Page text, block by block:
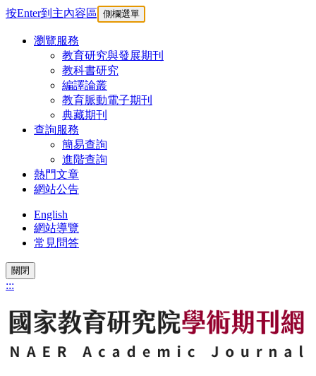
按Enter到主內容區 側欄選單
瀏覽服務
教育研究與發展期刊
教科書研究
編譯論叢
教育脈動電子期刊
典藏期刊
查詢服務
簡易查詢
進階查詢
熱門文章
網站公告
English
網站導覽
常見問答
關閉
:::